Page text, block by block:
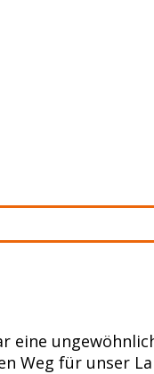
eine
Weg für unser